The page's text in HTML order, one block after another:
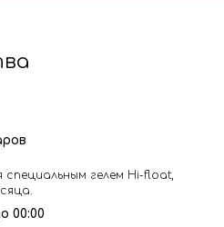
гелем Hi-float,
00:00